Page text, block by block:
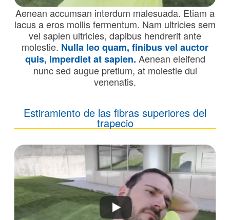
Aenean accumsan interdum malesuada. Etiam a
lacus a eros mollis fermentum. Nam ultricies sem
vel sapien ultricies, dapibus hendrerit ante
molestie. Nulla leo quam, finibus vel auctor
quis, imperdiet at sapien. Aenean eleifend
nunc sed augue pretium, at molestie dui
venenatis.
Estiramiento de las fibras superiores del
trapecio